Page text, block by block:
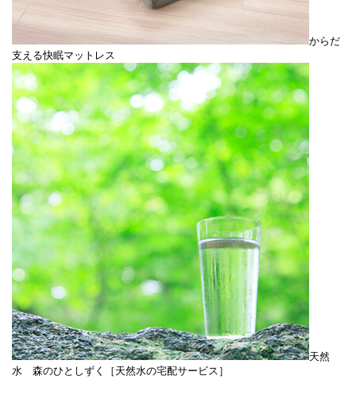
からだ
支える快眠マットレス
天然
水 森のひとしずく［天然水の宅配サービス］